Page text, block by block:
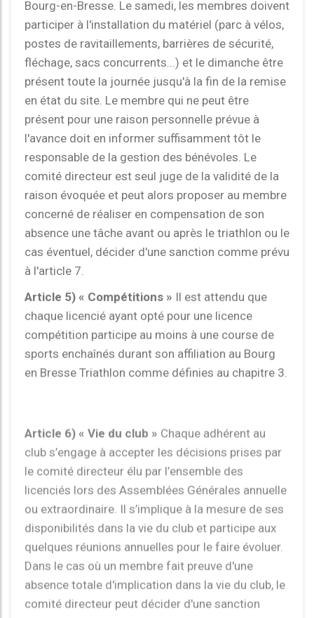
Bourg-en-Bresse. Le samedi, les membres doivent
participer à l'installation du matériel (parc à vélos,
postes de ravitaillements, barrières de sécurité,
fléchage, sacs concurrents...) et le dimanche être
présent toute la journée jusqu'à la fin de la remise
en état du site. Le membre qui ne peut être
présent pour une raison personnelle prévue à
l'avance doit en informer suffisamment tôt le
responsable de la gestion des bénévoles. Le
comité directeur est seul juge de la validité de la
raison évoquée et peut alors proposer au membre
concerné de réaliser en compensation de son
absence une tâche avant ou après le triathlon ou le
cas éventuel, décider d'une sanction comme prévu
à l'article 7.
Article 5) « Compétitions » Il est attendu que
chaque licencié ayant opté pour une licence
compétition participe au moins à une course de
sports enchaînés durant son affiliation au Bourg
en Bresse Triathlon comme définies au chapitre 3.
le comité directeur élu par l’ensemble des
licenciés lors des Assemblées Générales annuelle
ou extraordinaire. Il s’implique à la mesure de ses
disponibilités dans la vie du club et participe aux
quelques réunions annuelles pour le faire évoluer.
Dans le cas où un membre fait preuve d'une
absence totale d'implication dans la vie du club, le
comité directeur peut décider d'une sanction
comme prévu à l'article 7. Le dénigrement public
ou le soutien à des opérations de dénigrement